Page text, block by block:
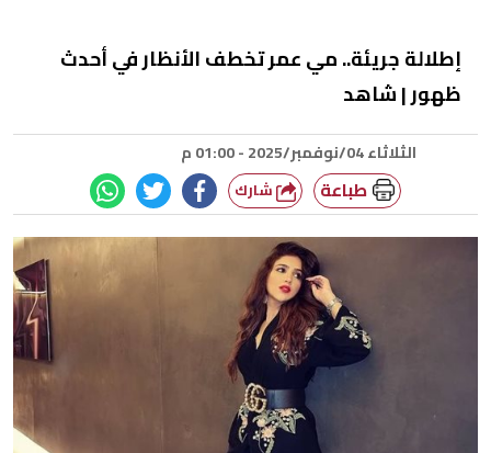
إطلالة جريئة.. مي عمر تخطف الأنظار في أحدث
ظهور | شاهد
الثلاثاء 04/نوفمبر/2025 - 01:00 م
طباعة